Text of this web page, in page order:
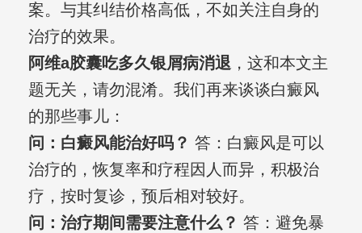
案。与其纠结价格高低，不如关注自身的
治疗的效果。
阿维a胶囊吃多久银屑病消退 ，这和本文主
题无关，请勿混淆。我们再来谈谈白癜风
的那些事儿：
问：白癜风能治好吗？ 答：白癜风是可以
治疗的，恢复率和疗程因人而异，积极治
疗，按时复诊，预后相对较好。
问：治疗期间需要注意什么？ 答：避免暴